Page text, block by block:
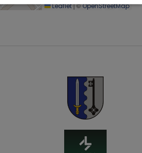
Leaflet|©OpenStreetMap